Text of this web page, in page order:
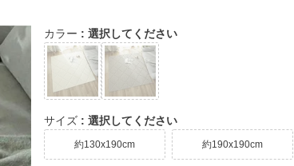
カラー 選択してください
サイズ 選択してください
約130x190cm 約190x190cm